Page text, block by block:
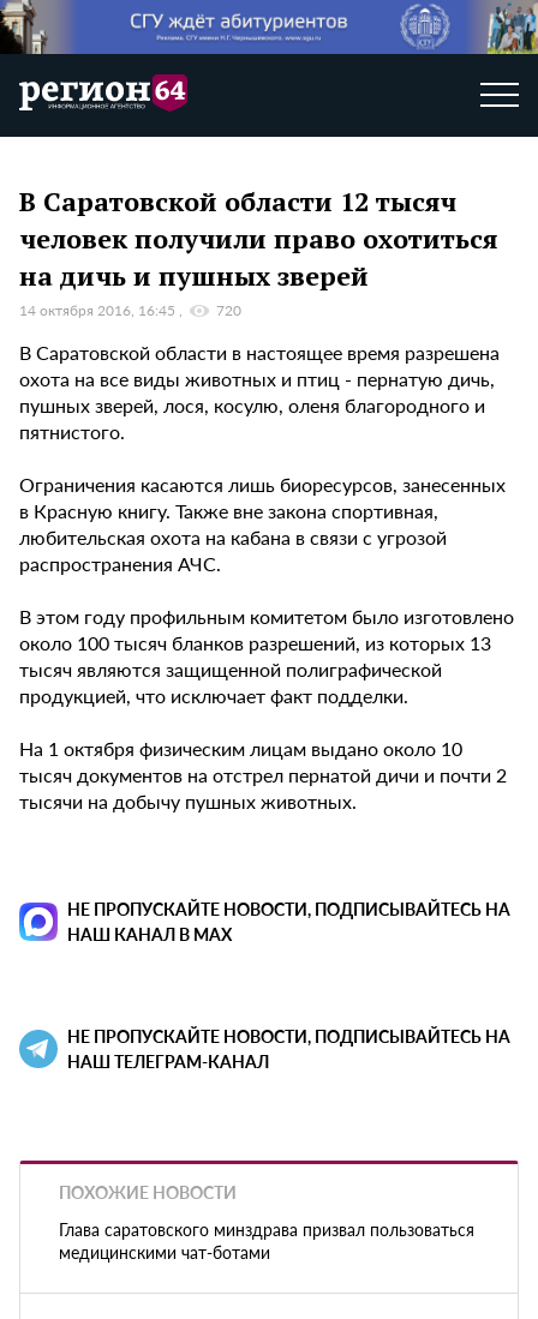
В Саратовской области 12 тысяч
человек получили право охотиться
на дичь и пушных зверей
14 октября 2016, 16:45 720
В Саратовской области в настоящее время разрешена
охота на все виды животных и птиц - пернатую дичь,
пушных зверей, лося, косулю, оленя благородного и
пятнистого.
Ограничения касаются лишь биоресурсов, занесенных
в Красную книгу. Также вне закона спортивная,
любительская охота на кабана в связи с угрозой
распространения АЧС.
В этом году профильным комитетом было изготовлено
около 100 тысяч бланков разрешений, из которых 13
тысяч являются защищенной полиграфической
продукцией, что исключает факт подделки.
На 1 октября физическим лицам выдано около 10
тысяч документов на отстрел пернатой дичи и почти 2
тысячи на добычу пушных животных.
НЕ ПРОПУСКАЙТЕ НОВОСТИ, ПОДПИСЫВАЙТЕСЬ НА
НАШ КАНАЛ В MAX
НЕ ПРОПУСКАЙТЕ НОВОСТИ, ПОДПИСЫВАЙТЕСЬ НА
НАШ ТЕЛЕГРАМ-КАНАЛ
ПОХОЖИЕ НОВОСТИ
Глава саратовского минздрава призвал пользоваться
медицинскими чат-ботами